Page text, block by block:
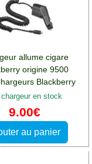
allume cigare
origine 9500
Blackberry
DTEK50
chargeur en stock
9.00€
au panier